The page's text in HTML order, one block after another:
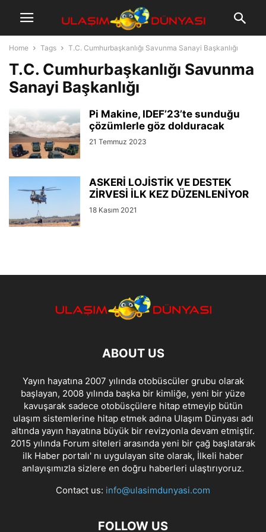
Home Tags T.C. Cumhurbaşkanlığı Savunma Sanayi Başkanlığı
T.C. Cumhurbaşkanlığı Savunma
Sanayi Başkanlığı
Pi Makine, IDEF’23’te sunduğu
çözümlerle göz dolduracak
21 Temmuz 2023
ASKERİ LOJİSTİK VE DESTEK
ZİRVESİ İLK KEZ DÜZENLENİYOR
18 Kasım 2021
ABOUT US
Yayın hayatına 2007 yılında otobüscüler grubu olarak
başlayan, 2008 yılında başka bir kimliğe, yeni bir yüze
kavuşarak sadece otobüsçülere hitap etmeyip bütün
ulaşım sistemlerine hitap etmek adına Ulaşım Dünyası adı
altında yayın hayatına büyük bir revizyonla devam etmiştir.
2015 yılında Forum siteleri arasında yeni bir çağ başlatarak
ilk Haber portalı' nı uygulayan site olarak, İlkeli haber
anlayışımızla sizlere en doğru haberleri ulaştırıyoruz.
Contact us: info@ulasimdunyasi.com
FOLLOW US